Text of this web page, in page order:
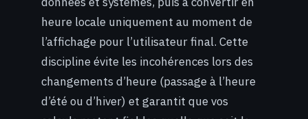
heure locale uniquement au moment de
l’affichage pour l’utilisateur final. Cette
discipline évite les incohérences lors des
changements d’heure (passage à l’heure
d’été ou d’hiver) et garantit que vos